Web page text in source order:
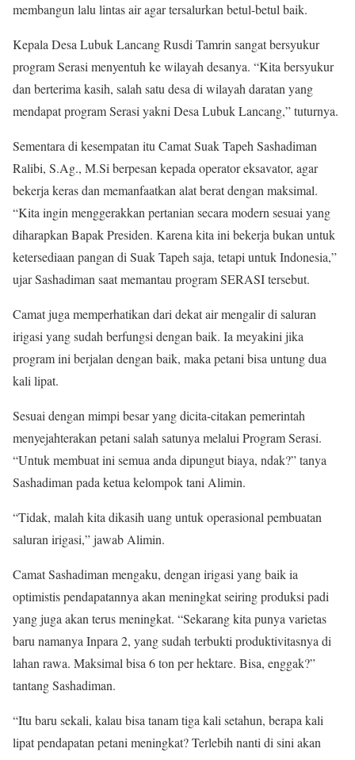
membangun lalu lintas air agar tersalurkan betul-betul baik.
Kepala Desa Lubuk Lancang Rusdi Tamrin sangat bersyukur
program Serasi menyentuh ke wilayah desanya. “Kita bersyukur
dan berterima kasih, salah satu desa di wilayah daratan yang
mendapat program Serasi yakni Desa Lubuk Lancang,” tuturnya.
Sementara di kesempatan itu Camat Suak Tapeh Sashadiman
Ralibi, S.Ag., M.Si berpesan kepada operator eksavator, agar
bekerja keras dan memanfaatkan alat berat dengan maksimal.
“Kita ingin menggerakkan pertanian secara modern sesuai yang
diharapkan Bapak Presiden. Karena kita ini bekerja bukan untuk
ketersediaan pangan di Suak Tapeh saja, tetapi untuk Indonesia,”
ujar Sashadiman saat memantau program SERASI tersebut.
Camat juga memperhatikan dari dekat air mengalir di saluran
irigasi yang sudah berfungsi dengan baik. Ia meyakini jika
program ini berjalan dengan baik, maka petani bisa untung dua
kali lipat.
Sesuai dengan mimpi besar yang dicita-citakan pemerintah
menyejahterakan petani salah satunya melalui Program Serasi.
“Untuk membuat ini semua anda dipungut biaya, ndak?” tanya
Sashadiman pada ketua kelompok tani Alimin.
“Tidak, malah kita dikasih uang untuk operasional pembuatan
saluran irigasi,” jawab Alimin.
Camat Sashadiman mengaku, dengan irigasi yang baik ia
optimistis pendapatannya akan meningkat seiring produksi padi
yang juga akan terus meningkat. “Sekarang kita punya varietas
baru namanya Inpara 2, yang sudah terbukti produktivitasnya di
lahan rawa. Maksimal bisa 6 ton per hektare. Bisa, enggak?”
tantang Sashadiman.
“Itu baru sekali, kalau bisa tanam tiga kali setahun, berapa kali
lipat pendapatan petani meningkat? Terlebih nanti di sini akan